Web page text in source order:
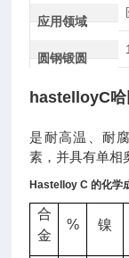
应用领域
圆钢锻圆
hastelloyC
是耐高温、耐
素，并具有单相
Hastelloy C的化学
合
金
% 镍